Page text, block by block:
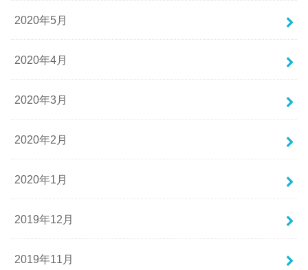
2020年5月
2020年4月
2020年3月
2020年2月
2020年1月
2019年12月
2019年11月